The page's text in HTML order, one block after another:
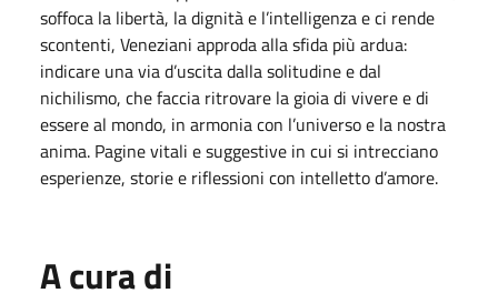
soffoca la libertà, la dignità e l’intelligenza e ci rende
scontenti, Veneziani approda alla sfida più ardua:
indicare una via d’uscita dalla solitudine e dal
nichilismo, che faccia ritrovare la gioia di vivere e di
essere al mondo, in armonia con l’universo e la nostra
anima. Pagine vitali e suggestive in cui si intrecciano
esperienze, storie e riflessioni con intelletto d’amore.
A cura di